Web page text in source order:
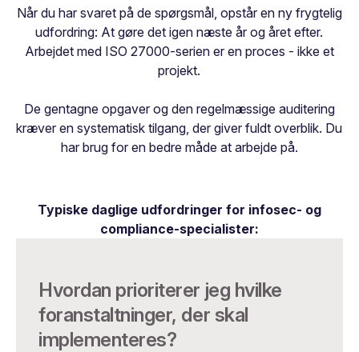
Når du har svaret på de spørgsmål, opstår en ny frygtelig
udfordring: At gøre det igen næste år og året efter.
Arbejdet med ISO 27000-serien er en proces - ikke et
projekt.
De gentagne opgaver og den regelmæssige auditering
kræver en systematisk tilgang, der giver fuldt overblik. Du
har brug for en bedre måde at arbejde på.
Typiske daglige udfordringer for infosec- og
compliance-specialister:
Hvordan prioriterer jeg hvilke
foranstaltninger, der skal
implementeres?